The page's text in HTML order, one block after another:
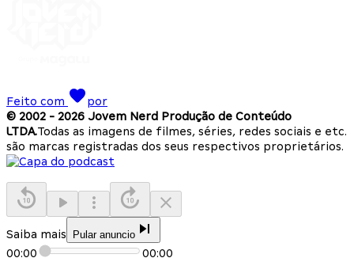
Feito com
por
© 2002 - 2026 Jovem Nerd Produção de Conteúdo
LTDA.Todas as imagens de filmes, séries, redes sociais e etc.
são marcas registradas dos seus respectivos proprietários.
Saiba mais Pular anuncio
00:00 00:00